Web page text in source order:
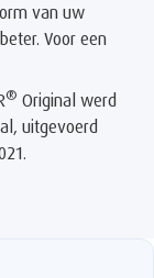
van uw
Voor een
® Original werd
uitgevoerd